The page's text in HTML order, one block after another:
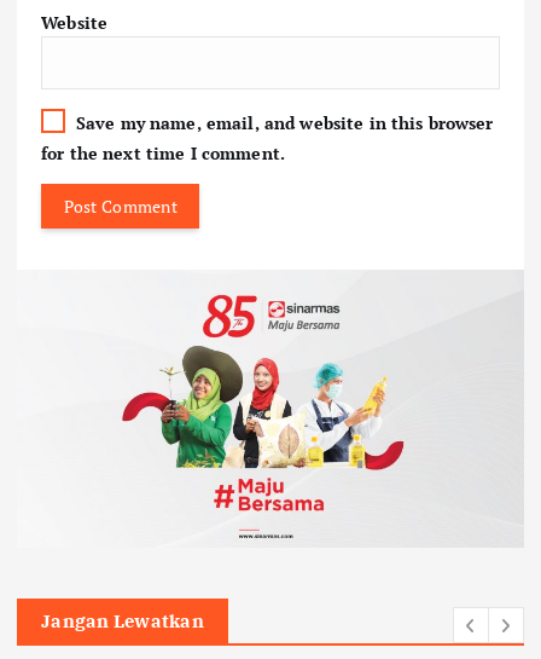
Website
Save my name, email, and website in this browser
for the next time I comment.
Jangan Lewatkan